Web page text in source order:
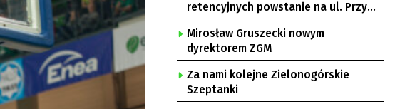
retencyjnych powstanie na ul. Przy
Gazowni
Mirosław Gruszecki nowym
dyrektorem ZGM
Za nami kolejne Zielonogórskie
Szeptanki